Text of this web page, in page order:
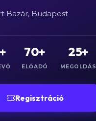
Bazár, Budapest
70+
ELŐADÓ
25+
MEGOLDÁS
Regisztráció